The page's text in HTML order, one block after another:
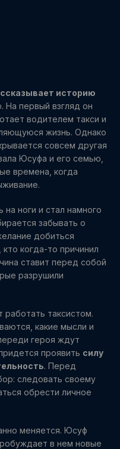
историю
На первый взгляд он
водителем такси и
жизнь. Однако
совсем другая
Юсуфа и его семью,
времена, когда
ноги и стал намного
забывать о
добиться
когда-то причинил
ставит перед собой
разрушили
таксистом.
какие мысли и
героя ждут
проявить силу
. Перед
следовать своему
обрести личное
меняется. Юсуф
в нем новые